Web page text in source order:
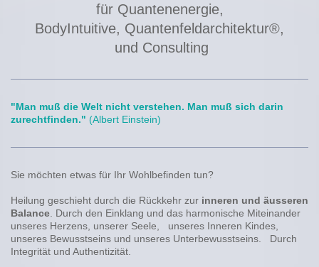
für Quantenenergie,
BodyIntuitive, Quantenfeldarchitektur®,
und Consulting
"Man muß die Welt nicht verstehen. Man muß sich darin
zurechtfinden." (Albert Einstein)
Sie möchten etwas für Ihr Wohlbefinden tun?
Heilung geschieht durch die Rückkehr zur inneren und äusseren
Balance . Durch den Einklang und das harmonische Miteinander
unseres Herzens, unserer Seele, unseres Inneren Kindes,
unseres Bewusstseins und unseres Unterbewusstseins. Durch
Integrität und Authentizität .